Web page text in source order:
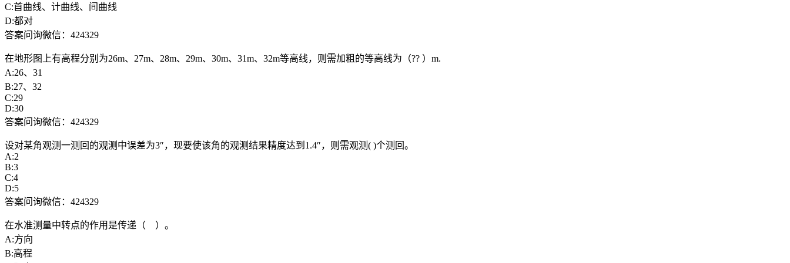
C:首曲线、计曲线、间曲线
D:都对
答案问询微信：424329
在地形图上有高程分别为26m、27m、28m、29m、30m、31m、32m等高线，则需加粗的等高线为（?? ）m.
A:26、31
B:27、32
C:29
D:30
答案问询微信：424329
设对某角观测一测回的观测中误差为3″，现要使该角的观测结果精度达到1.4″，则需观测( )个测回。
A:2
B:3
C:4
D:5
答案问询微信：424329
在水准测量中转点的作用是传递（ ）。
A:方向
B:高程